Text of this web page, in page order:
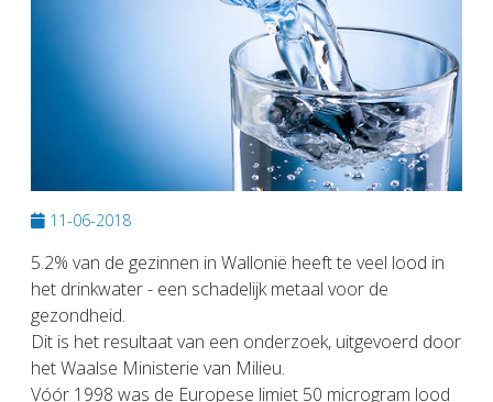
11-06-2018
5.2% van de gezinnen in Wallonië heeft te veel lood in
het drinkwater - een schadelijk metaal voor de
gezondheid.
Dit is het resultaat van een onderzoek, uitgevoerd door
het Waalse Ministerie van Milieu.
Vóór 1998 was de Europese limiet 50 microgram lood